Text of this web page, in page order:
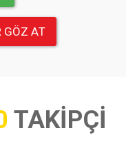
GÖZ AT
TAKİPÇİ